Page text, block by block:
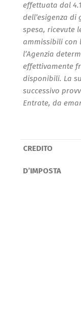
effettuata dal
dell’esigenza
spesa, ricevute
ammissibili con
l’Agenzia
effettivamente
disponibili. La
successivo
Entrate, da
CREDITO
D’IMPOSTA